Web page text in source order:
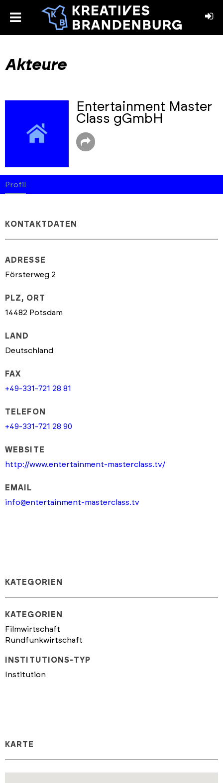
toggle
Akteure
Entertainment Master
Class gGmbH
Profil
KONTAKTDATEN
ADRESSE
Försterweg 2
PLZ, ORT
14482 Potsdam
LAND
Deutschland
FAX
+49-331-721 28 81
TELEFON
+49-331-721 28 90
WEBSITE
http://www.entertainment-masterclass.tv/
EMAIL
info@entertainment-masterclass.tv
KATEGORIEN
KATEGORIEN
Filmwirtschaft
Rundfunkwirtschaft
INSTITUTIONS-TYP
Institution
KARTE